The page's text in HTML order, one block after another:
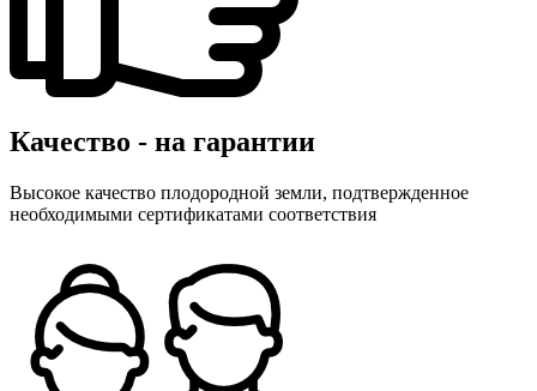
Качество - на гарантии
Высокое качество плодородной земли, подтвержденное
необходимыми сертификатами соответствия